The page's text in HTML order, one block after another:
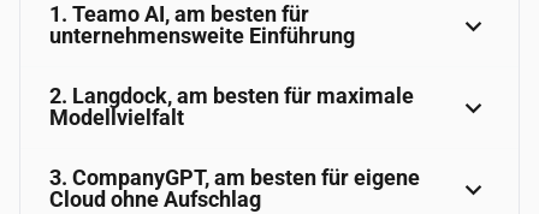
1. Teamo AI, am besten für
unternehmensweite Einführung
2. Langdock, am besten für maximale
Modellvielfalt
3. CompanyGPT, am besten für eigene
Cloud ohne Aufschlag